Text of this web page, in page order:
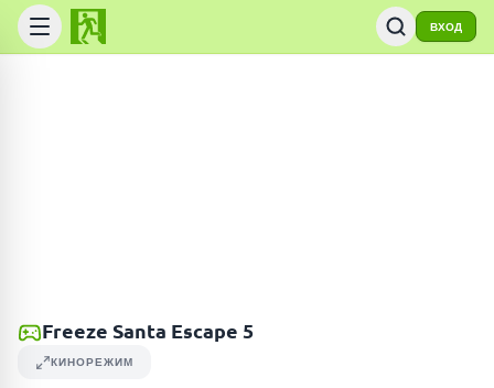
ВХОД
Freeze Santa Escape 5
КИНОРЕЖИМ